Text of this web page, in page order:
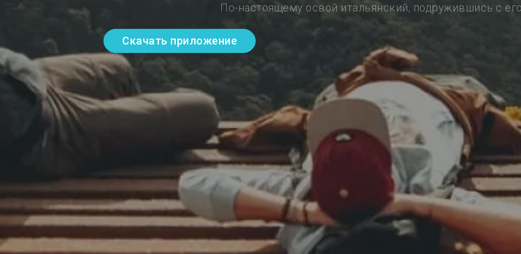
По-настоящему освой итальянский, подружившись с
Скачать приложение